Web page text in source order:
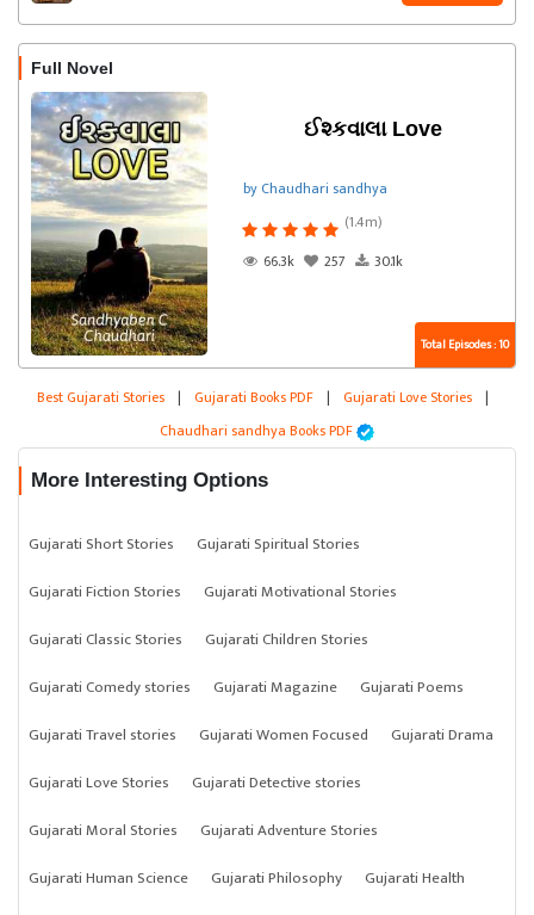
Full Novel
ઈશ્કવાલા Love
by Chaudhari sandhya
(1.4m)
66.3k
257 30.1k
Total Episodes : 10
Best Gujarati Stories | Gujarati Books PDF | Gujarati Love Stories |
Chaudhari sandhya Books PDF
More Interesting Options
Gujarati Short Stories
Gujarati Spiritual Stories
Gujarati Fiction Stories
Gujarati Motivational Stories
Gujarati Classic Stories
Gujarati Children Stories
Gujarati Comedy stories
Gujarati Magazine
Gujarati Poems
Gujarati Travel stories
Gujarati Women Focused
Gujarati Drama
Gujarati Love Stories
Gujarati Detective stories
Gujarati Moral Stories
Gujarati Adventure Stories
Gujarati Human Science
Gujarati Philosophy
Gujarati Health